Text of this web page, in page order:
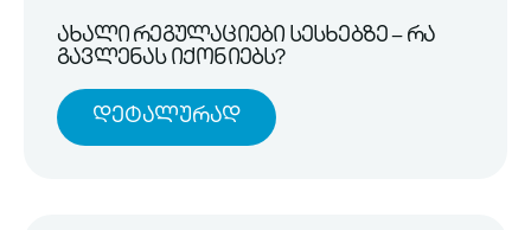
ახალი რეგულაციები სესხებზე – რა
გავლენას იქონიებს?
Დეტალურად